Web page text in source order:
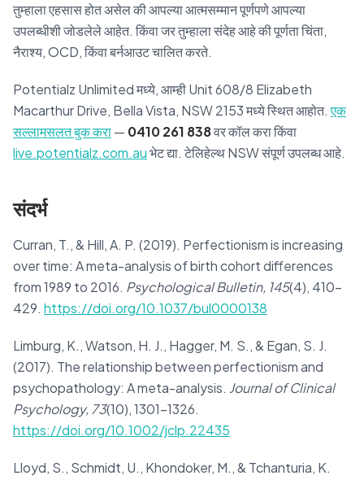
तुम्हाला एहसास होत असेल की आपल्या आत्मसम्मान पूर्णपणे आपल्या
उपलब्धीशी जोडलेले आहेत. किंवा जर तुम्हाला संदेह आहे की पूर्णता चिंता,
नैराश्य, OCD, किंवा बर्नआउट चालित करते.
Potentialz Unlimited मध्ये, आम्ही Unit 608/8 Elizabeth
Macarthur Drive, Bella Vista, NSW 2153 मध्ये स्थित आहोत.एक
सल्लामसलत बुक करा— 0410 261 838वर कॉल करा किंवा
live.potentialz.com.auभेट द्या. टेलिहेल्थ NSW संपूर्ण उपलब्ध आहे.
संदर्भ
Curran, T., & Hill, A. P. (2019). Perfectionism is increasing
over time: A meta-analysis of birth cohort differences
from 1989 to 2016. Psychological Bulletin, 145(4), 410–
429. https://doi.org/10.1037/bul0000138
Limburg, K., Watson, H. J., Hagger, M. S., & Egan, S. J.
(2017). The relationship between perfectionism and
psychopathology: A meta-analysis. Journal of Clinical
Psychology, 73(10), 1301–1326.
https://doi.org/10.1002/jclp.22435
Lloyd, S., Schmidt, U., Khondoker, M., & Tchanturia, K.